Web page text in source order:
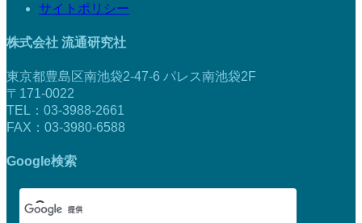
サイトポリシー
株式会社 流通研究社
東京都豊島区南池袋2-47-6 パレス南池袋2F
〒171-0022
TEL：03-3988-2661
FAX：03-3980-6588
Google検索